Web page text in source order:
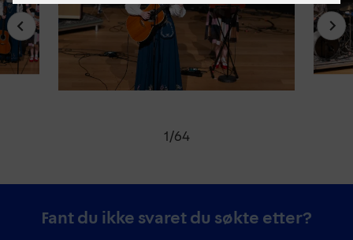
1/64
Fant du ikke svaret du søkte etter?